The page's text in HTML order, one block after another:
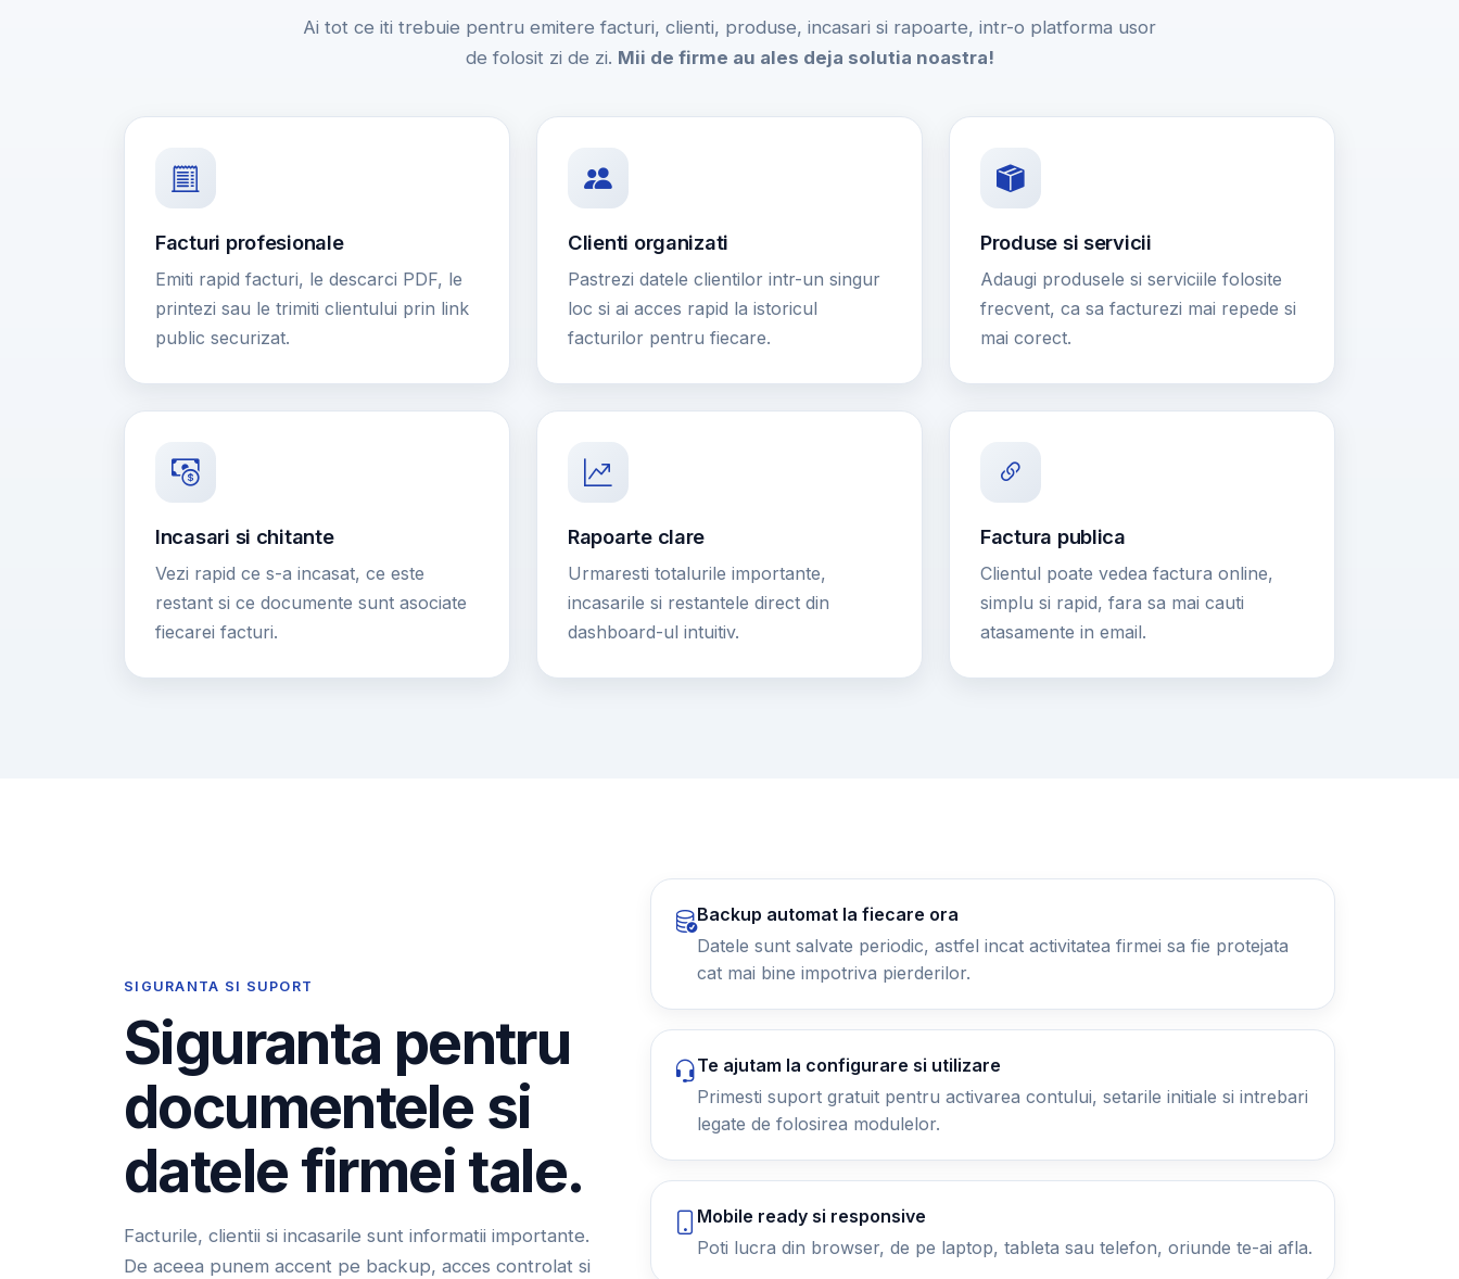
Ai tot ce iti trebuie pentru emitere facturi, clienti, produse, incasari si rapoarte, intr-o platforma usor
de folosit zi de zi. Mii de firme au ales deja solutia noastra!
Facturi profesionale
Emiti rapid facturi, le descarci PDF, le
printezi sau le trimiti clientului prin link
public securizat.
Clienti organizati
Pastrezi datele clientilor intr-un singur
loc si ai acces rapid la istoricul
facturilor pentru fiecare.
Produse si servicii
Adaugi produsele si serviciile folosite
frecvent, ca sa facturezi mai repede si
mai corect.
Incasari si chitante
Vezi rapid ce s-a incasat, ce este
restant si ce documente sunt asociate
fiecarei facturi.
Rapoarte clare
Urmaresti totalurile importante,
incasarile si restantele direct din
dashboard-ul intuitiv.
Factura publica
Clientul poate vedea factura online,
simplu si rapid, fara sa mai cauti
atasamente in email.
SIGURANTA SI SUPORT
Siguranta pentru
documentele si
datele firmei tale.
Facturile, clientii si incasarile sunt informatii importante.
De aceea punem accent pe backup, acces controlat si
Backup automat la fiecare ora
Datele sunt salvate periodic, astfel incat activitatea firmei sa fie protejata
cat mai bine impotriva pierderilor.
Te ajutam la configurare si utilizare
Primesti suport gratuit pentru activarea contului, setarile initiale si intrebari
legate de folosirea modulelor.
Mobile ready si responsive
Poti lucra din browser, de pe laptop, tableta sau telefon, oriunde te-ai afla.